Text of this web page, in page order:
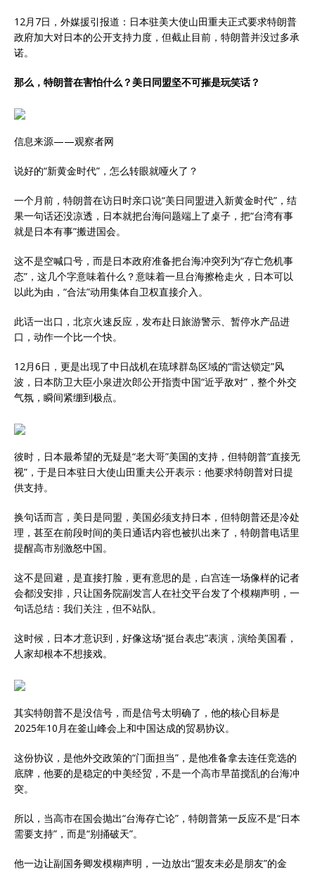
12月7日，外媒援引报道：日本驻美大使山田重夫正式要求特朗普
政府加大对日本的公开支持力度，但截止目前，特朗普并没过多承
诺。
那么，特朗普在害怕什么？美日同盟坚不可摧是玩笑话？
信息来源——观察者网
说好的“新黄金时代”，怎么转眼就哑火了？
一个月前，特朗普在访日时亲口说“美日同盟进入新黄金时代”，结
果一句话还没凉透，日本就把台海问题端上了桌子，把“台湾有事
就是日本有事”搬进国会。
这不是空喊口号，而是日本政府准备把台海冲突列为“存亡危机事
态”，这几个字意味着什么？意味着一旦台海擦枪走火，日本可以
以此为由，“合法”动用集体自卫权直接介入。
此话一出口，北京火速反应，发布赴日旅游警示、暂停水产品进
口，动作一个比一个快。
12月6日，更是出现了中日战机在琉球群岛区域的“雷达锁定”风
波，日本防卫大臣小泉进次郎公开指责中国“近乎敌对”，整个外交
气氛，瞬间紧绷到极点。
彼时，日本最希望的无疑是“老大哥”美国的支持，但特朗普“直接无
视”，于是日本驻日大使山田重夫公开表示：他要求特朗普对日提
供支持。
换句话而言，美日是同盟，美国必须支持日本，但特朗普还是冷处
理，甚至在前段时间的美日通话内容也被扒出来了，特朗普电话里
提醒高市别激怒中国。
这不是回避，是直接打脸，更有意思的是，白宫连一场像样的记者
会都没安排，只让国务院副发言人在社交平台发了个模糊声明，一
句话总结：我们关注，但不站队。
这时候，日本才意识到，好像这场“挺台表忠”表演，演给美国看，
人家却根本不想接戏。
其实特朗普不是没信号，而是信号太明确了，他的核心目标是
2025年10月在釜山峰会上和中国达成的贸易协议。
这份协议，是他外交政策的“门面担当”，是他准备拿去连任竞选的
底牌，他要的是稳定的中美经贸，不是一个高市早苗搅乱的台海冲
突。
所以，当高市在国会抛出“台海存亡论”，特朗普第一反应不是“日本
需要支持”，而是“别捅破天”。
他一边让副国务卿发模糊声明，一边放出“盟友未必是朋友”的金